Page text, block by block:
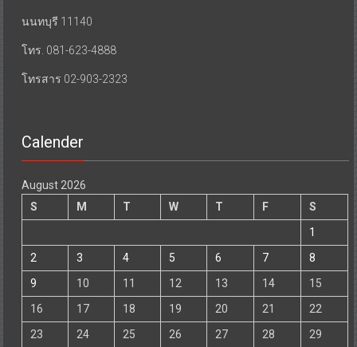
นนทบุรี 11140
โทร. 081-623-4888
โทรสาร 02-903-2323
Calender
August 2026
S
M T W T F
S
1
2
3 4 5 6 7
8
9
10 11 12 13 14
15
16
17 18 19 20 21
22
23
24 25 26 27 28 29